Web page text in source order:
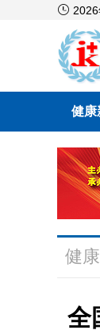

健康
健
全